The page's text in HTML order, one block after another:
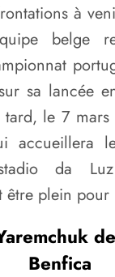
à
belge
sa lancée
tard, le 7 mars
accueillera
da
être plein pour
Benfica